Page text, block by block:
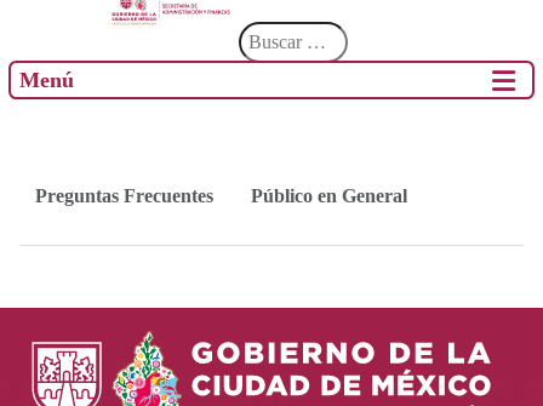
Menú
Preguntas Frecuentes Público en General